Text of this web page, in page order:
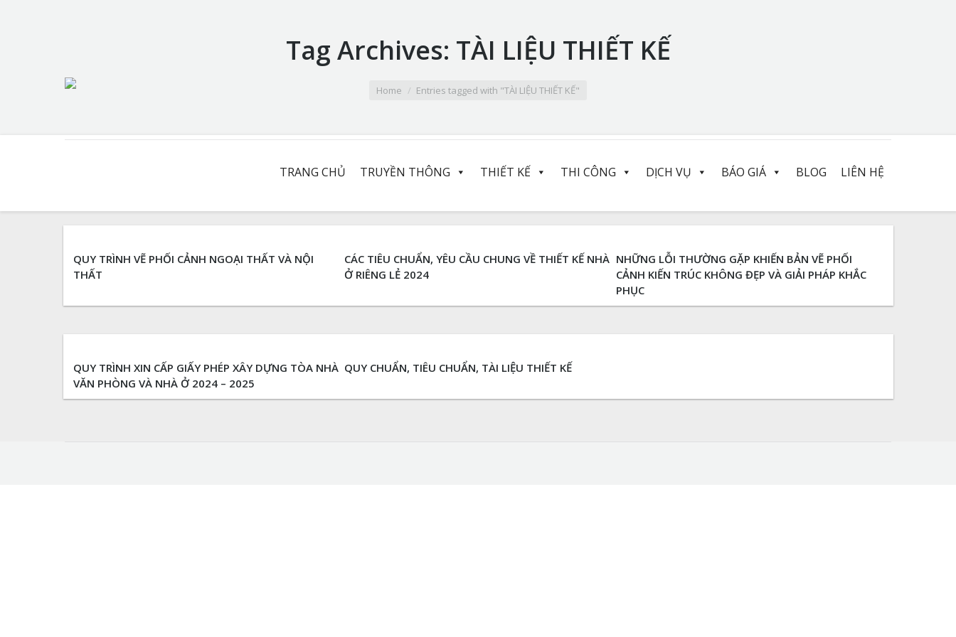
Tag Archives: TÀI LIỆU THIẾT KẾ
You are here:
Home Entries tagged with "TÀI LIỆU THIẾT KẾ"
TRANG CHỦ TRUYỀN THÔNG THIẾT KẾ THI CÔNG DỊCH VỤ BÁO GIÁ BLOG LIÊN HỆ
QUY TRÌNH VẼ PHỐI CẢNH NGOẠI THẤT VÀ NỘI
THẤT
CÁC TIÊU CHUẨN, YÊU CẦU CHUNG VỀ THIẾT KẾ NHÀ
Ở RIÊNG LẺ 2024
NHỮNG LỖI THƯỜNG GẶP KHIẾN BẢN VẼ PHỐI
CẢNH KIẾN TRÚC KHÔNG ĐẸP VÀ GIẢI PHÁP KHẮC
PHỤC
QUY TRÌNH XIN CẤP GIẤY PHÉP XÂY DỰNG TÒA NHÀ
VĂN PHÒNG VÀ NHÀ Ở 2024 – 2025
QUY CHUẨN, TIÊU CHUẨN, TÀI LIỆU THIẾT KẾ